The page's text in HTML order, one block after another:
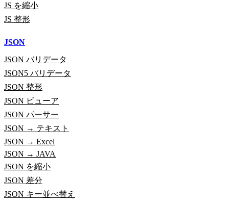
JS を縮小
JS 整形
JSON
JSON バリデータ
JSON5 バリデータ
JSON 整形
JSON ビューア
JSON パーサー
JSON → テキスト
JSON → Excel
JSON → JAVA
JSON を縮小
JSON 差分
JSON キー並べ替え